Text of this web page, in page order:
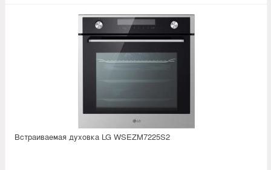
Встраиваемая духовка LG WSEZM7225S2